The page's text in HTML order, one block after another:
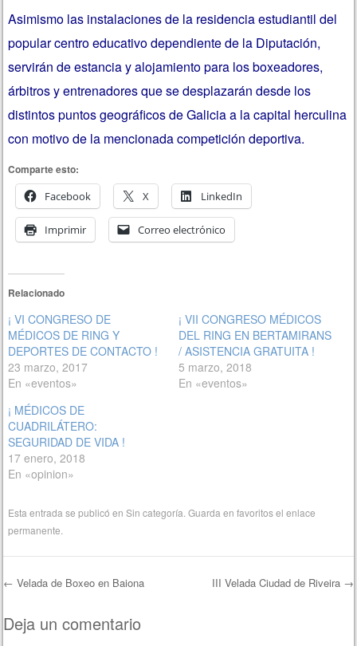
Asimismo las instalaciones de la residencia estudiantil del
popular centro educativo dependiente de la Diputación,
servirán de estancia y alojamiento para los boxeadores,
árbitros y entrenadores que se desplazarán desde los
distintos puntos geográficos de Galicia a la capital herculina
con motivo de la mencionada competición deportiva.
Comparte esto:
Facebook
X LinkedIn
Imprimir Correo electrónico
Relacionado
¡ VI CONGRESO DE
MÉDICOS DE RING Y
DEPORTES DE CONTACTO !
23 marzo, 2017
En «eventos»
¡ VII CONGRESO MÉDICOS
DEL RING EN BERTAMIRANS
/ ASISTENCIA GRATUITA !
5 marzo, 2018
En «eventos»
¡ MÉDICOS DE
CUADRILÁTERO:
SEGURIDAD DE VIDA !
17 enero, 2018
En «opinion»
Esta entrada se publicó enSin categoría . Guarda en favoritos elenlace
permanente
Navegación de entradas
← Velada de Boxeo en Baiona III Velada Ciudad de Riveira →
Deja un comentario